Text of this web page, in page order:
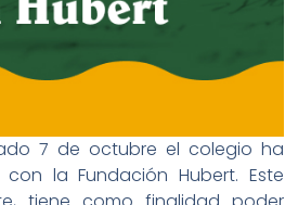
7 de octubre el colegio ha
la Fundación Hubert. Este